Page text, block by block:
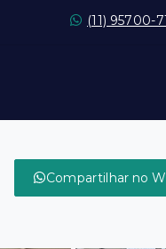
(11) 95700-
Compartilhar no